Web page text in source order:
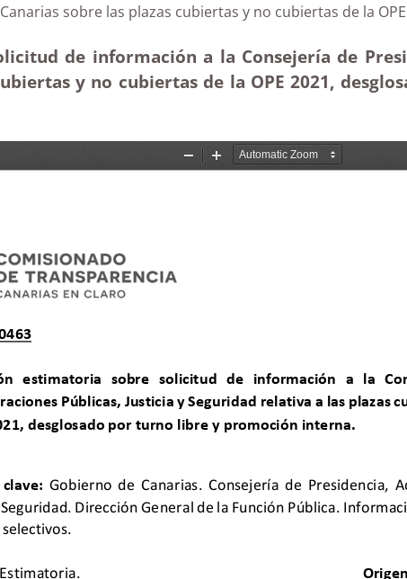
Canarias sobre las plazas cubiertas y no cubiertas
de información a la Consejería de
y no cubiertas de la OPE 2021,